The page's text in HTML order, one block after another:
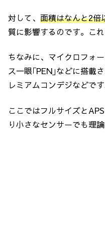
対して、 面積はなんと2倍
質に影響するのです。こ
ちなみに、マイクロフォ
ス一眼｢PEN｣などに搭載
レミアムコンデジなどです
ここではフルサイズと
り小さなセンサーでも理